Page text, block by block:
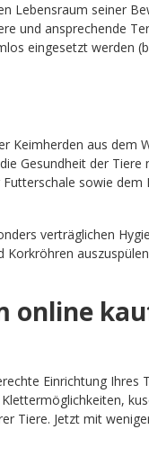
Lebensraum seiner
und ansprechende
eingesetzt werden
Keimherden aus dem
Gesundheit der Tiere
sowie
verträglichen
online
Einrichtung Ihres
Tiere. Jetzt mit